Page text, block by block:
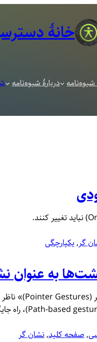
خانهٔ
دربارهٔ شیوه‌نامه
گر, یکپارچگی
, صفحه کلید, نشان‌ گر